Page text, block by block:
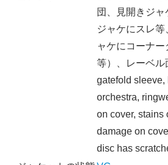
団、見開きジャ
ジャケにスレ
ャケにコーナ
等）、レーベ
gatefold
orchestra,
on cover, stains
damage on
disc has